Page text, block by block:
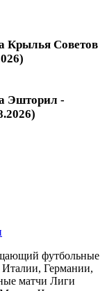
Крылья Советов
Эшторил -
футбольные
Германии,
матчи Лиги